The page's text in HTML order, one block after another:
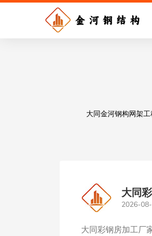
大同金河钢构网架
大同
2026-
大同彩钢房加工厂